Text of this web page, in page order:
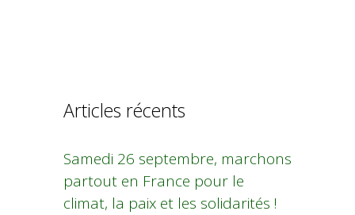
Articles récents
Samedi 26 septembre, marchons
partout en France pour le
climat, la paix et les solidarités !